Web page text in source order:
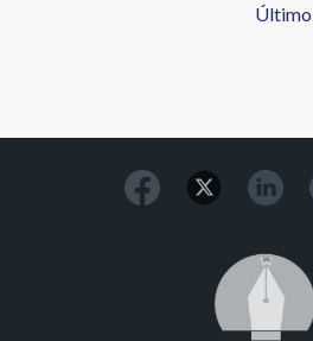
Última
Último
Image